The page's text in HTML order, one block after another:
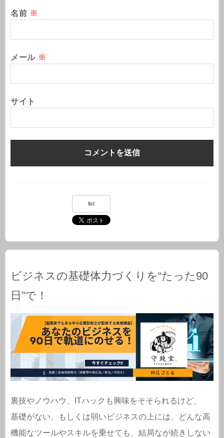
名前 ※
メール ※
サイト
list
ビジネスの基礎体力づくりを“たった90
日”で！
裏技やノウハウ、ITハックも興味をそそられるけど、
基礎がない、もしくは弱いビジネスの上には、どんな高
機能なツールやスキルを乗せても、結局なが続きしない